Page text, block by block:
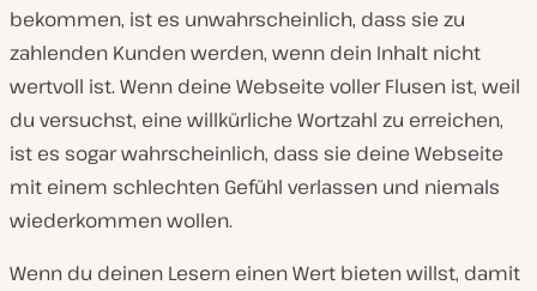
bekommen, ist es unwahrscheinlich, dass sie zu
zahlenden Kunden werden, wenn dein Inhalt nicht
wertvoll ist. Wenn deine Webseite voller Flusen ist, weil
du versuchst, eine willkürliche Wortzahl zu erreichen,
ist es sogar wahrscheinlich, dass sie deine Webseite
mit einem schlechten Gefühl verlassen und niemals
wiederkommen wollen.
Wenn du deinen Lesern einen Wert bieten willst, damit